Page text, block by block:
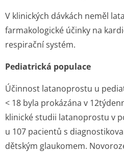
V klinických dávkách neměl
farmakologické účinky na
respirační systém.
Pediatrická populace
Účinnost latanoprostu u
< 18 byla prokázána v
klinické studii latanoprostu v
u 107 pacientů s
dětským glaukomem.